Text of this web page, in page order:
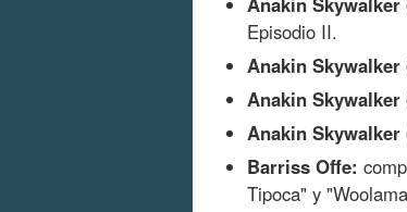
Episodio II.
Anakin
Anakin
Anakin
Barriss Offe:
Tipoca" y